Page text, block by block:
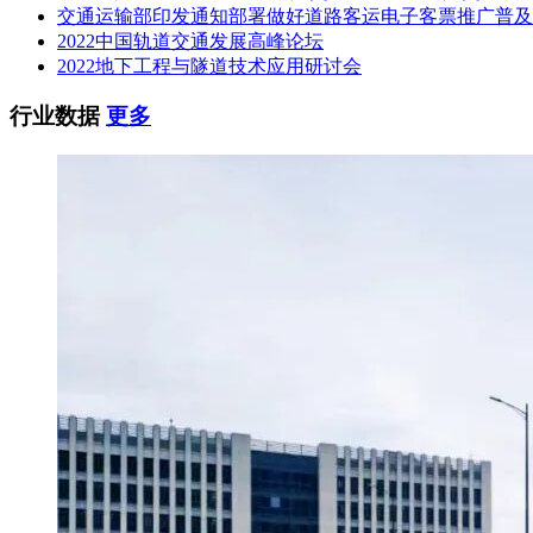
交通运输部印发通知部署做好道路客运电子客票推广普
2022中国轨道交通发展高峰论坛
2022地下工程与隧道技术应用研讨会
行业数据更多